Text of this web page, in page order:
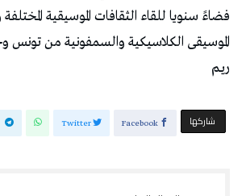
فضاءً سنويا للقاء الثقافات الموسيقية
الموسيقى الكلاسيكية والسمفونية من تونس
ريـم
‫‫ شاركها‬ Facebook
Twitter